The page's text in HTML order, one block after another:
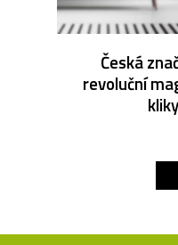
Česká
revoluční